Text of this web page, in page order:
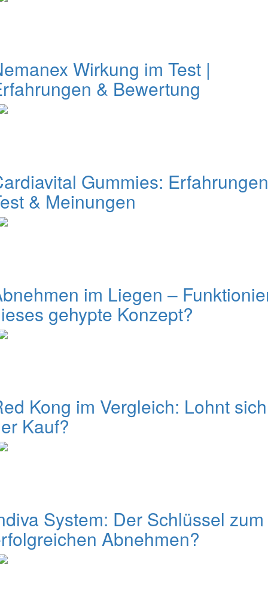
Wirkung im Test |
& Bewertung
Gummies:
& Meinungen
im Liegen –
gehypte Konzept?
Kong im Vergleich: Lohnt sich
Kauf?
System: Der Schlüssel zum
Abnehmen?